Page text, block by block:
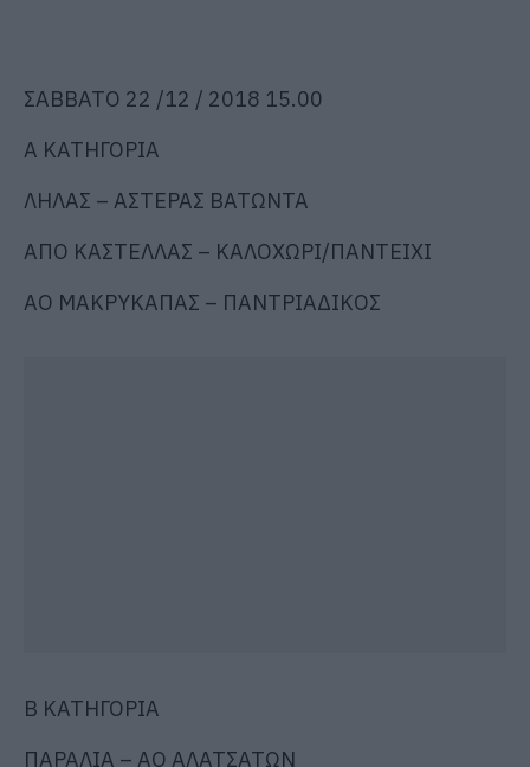
ΣΑΒΒΑΤΟ 22 /12 / 2018 15.00
Α ΚΑΤΗΓΟΡΙΑ
ΛΗΛΑΣ – ΑΣΤΕΡΑΣ ΒΑΤΩΝΤΑ
ΑΠΟ ΚΑΣΤΕΛΛΑΣ – ΚΑΛΟΧΩΡΙ/ΠΑΝΤΕΙΧΙ
ΑΟ ΜΑΚΡΥΚΑΠΑΣ – ΠΑΝΤΡΙΑΔΙΚΟΣ
Β ΚΑΤΗΓΟΡΙΑ
ΠΑΡΑΛΙΑ – ΑΟ ΑΛΑΤΣΑΤΩΝ